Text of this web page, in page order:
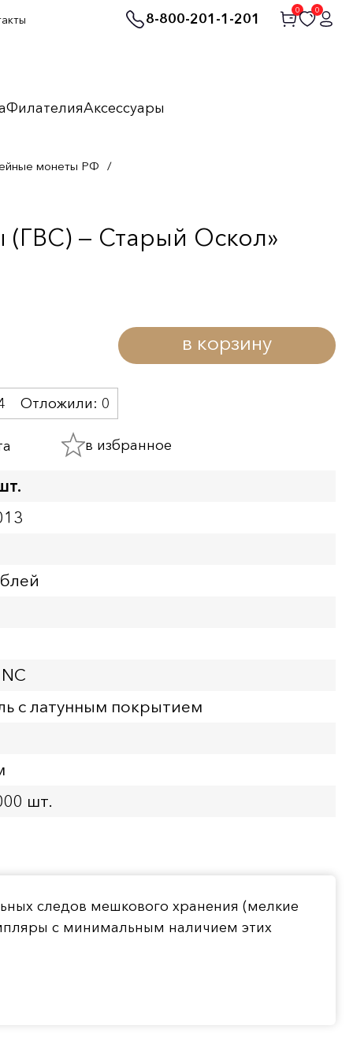
8-800-201-1-201
0 0
ФилателияАксессуары
монеты РФ /
(ГВС) — Старый Оскол»
в корзину
Отложили: 0
в избранное
с латунным покрытием
шт.
следов мешкового хранения (мелкие
с минимальным наличием этих